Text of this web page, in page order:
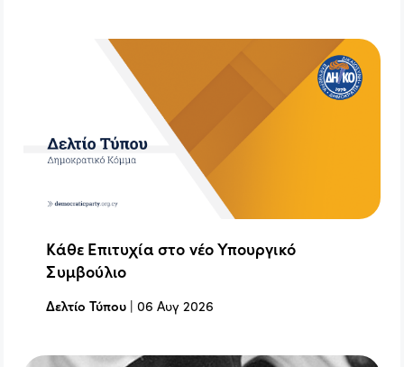
Κάθε Επιτυχία στο νέο Υπουργικό
Συμβούλιο
Δελτίο Τύπου |06 Αυγ 2026